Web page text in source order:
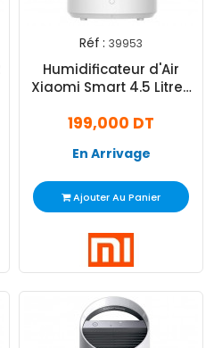
Réf : 39953
Humidificateur d'Air
Xiaomi Smart 4.5 Litres
199,000 DT
En Arrivage
Ajouter Au Panier